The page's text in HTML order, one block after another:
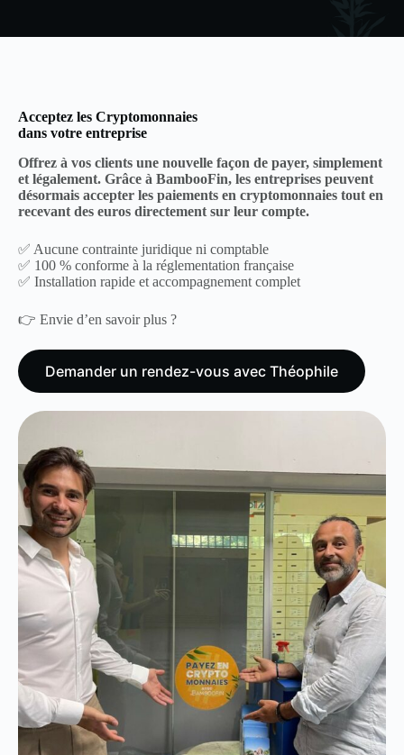
Acceptez les Cryptomonnaies
dans votre entreprise
Offrez à vos clients une nouvelle façon de payer, simplement
et légalement. Grâce à BambooFin, les entreprises peuvent
désormais accepter les paiements en cryptomonnaies tout en
recevant des euros directement sur leur compte.
✅ Aucune contrainte juridique ni comptable
✅ 100 % conforme à la réglementation française
✅ Installation rapide et accompagnement complet
👉 Envie d’en savoir plus ?
Demander un rendez-vous avec Théophile